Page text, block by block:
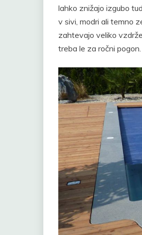
lahko znižajo izgubo
v sivi, modri ali temno
zahtevajo veliko
treba le za ročni pogon.